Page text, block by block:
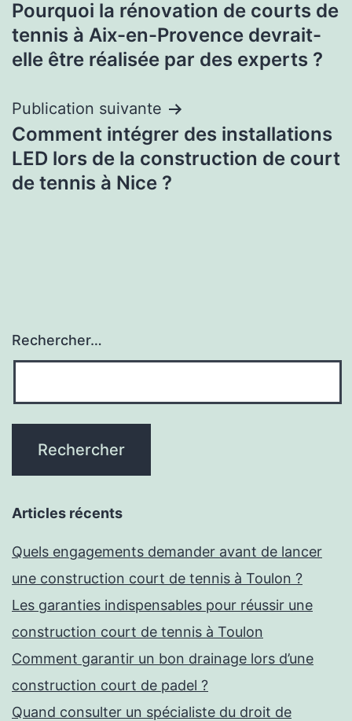
de
l’article
Pourquoi la rénovation de courts de
tennis à Aix-en-Provence devrait-
elle être réalisée par des experts ?
Publication suivante
Comment intégrer des installations
LED lors de la construction de court
de tennis à Nice ?
Rechercher…
Articles récents
Quels engagements demander avant de lancer
une construction court de tennis à Toulon ?
Les garanties indispensables pour réussir une
construction court de tennis à Toulon
Comment garantir un bon drainage lors d’une
construction court de padel ?
Quand consulter un spécialiste du droit de